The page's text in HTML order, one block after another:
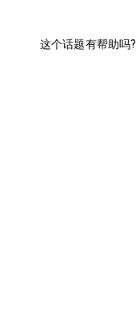
这个话题有帮助吗?